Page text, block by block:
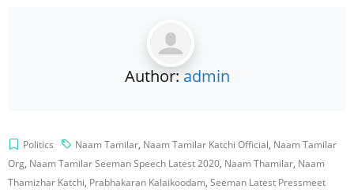
Author: admin
Politics Naam Tamilar, Naam Tamilar Katchi Official, Naam Tamilar
Org, Naam Tamilar Seeman Speech Latest 2020, Naam Thamilar, Naam
Thamizhar Katchi, Prabhakaran Kalaikoodam, Seeman Latest Pressmeet